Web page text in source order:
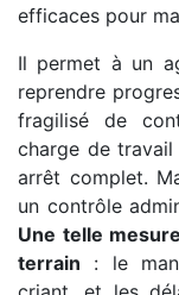
efficaces pour
Il permet à un
reprendre
fragilisé de
charge de
arrêt complet.
un contrôle
Une telle
terrain : le